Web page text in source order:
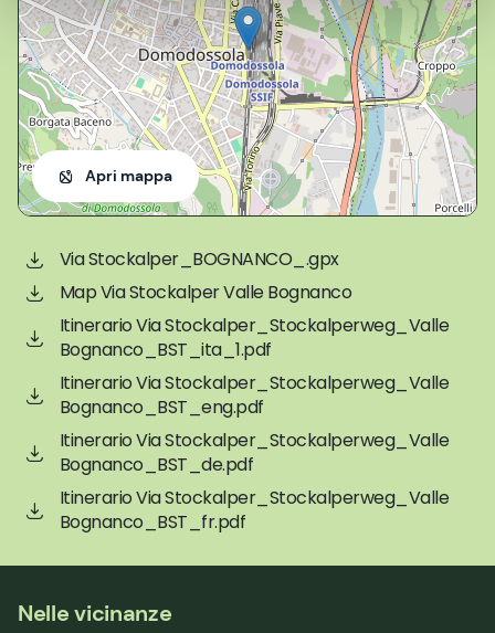
Apri mappa
Via Stockalper_BOGNANCO_.gpx
Map Via Stockalper Valle Bognanco
Itinerario Via Stockalper_Stockalperweg_Valle
Bognanco_BST_ita_1.pdf
Itinerario Via Stockalper_Stockalperweg_Valle
Bognanco_BST_eng.pdf
Itinerario Via Stockalper_Stockalperweg_Valle
Bognanco_BST_de.pdf
Itinerario Via Stockalper_Stockalperweg_Valle
Bognanco_BST_fr.pdf
Nelle vicinanze